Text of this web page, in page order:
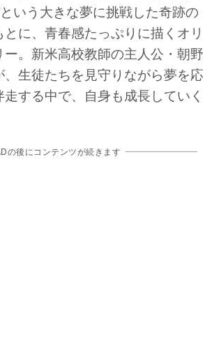
いう大きな夢に挑戦した奇跡の
に、青春感たっぷりに描くオリ
ー。新米高校教師の主人公・朝野
生徒たちを見守りながら夢を応
する中で、自身も成長していく
の後にコンテンツが続きます